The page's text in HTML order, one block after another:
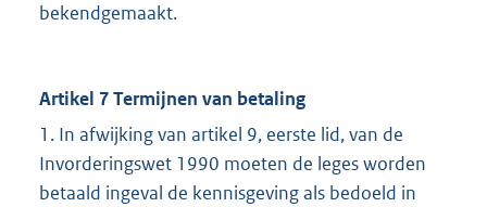
bekendgemaakt.
Artikel 7 Termijnen van betaling
1. In afwijking van artikel 9, eerste lid, van de
Invorderingswet 1990 moeten de leges worden
betaald ingeval de kennisgeving als bedoeld in